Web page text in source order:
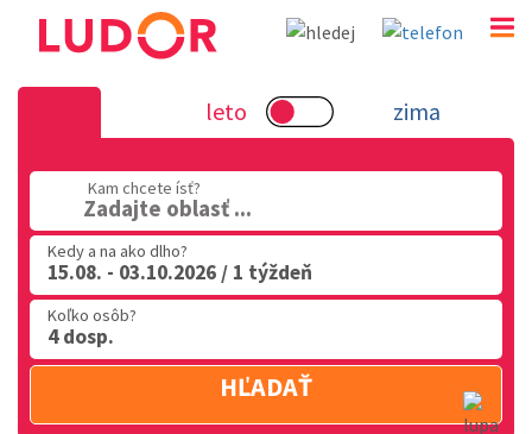
Novinka 15.6.2018 - dovolenka v
02 2063 3182
leto zima
Kam chcete ísť?
Zadajte oblasť ...
Kedy a na ako dlho?
15.08. - 03.10.2026 / 1 týždeň
Koľko osôb?
4 dosp.
HĽADAŤ